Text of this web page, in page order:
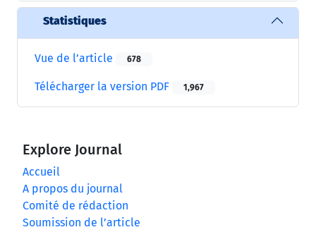
Statistiques
Vue de l’article 678
Télécharger la version PDF 1,967
Explore Journal
Accueil
A propos du journal
Comité de rédaction
Soumission de l’article